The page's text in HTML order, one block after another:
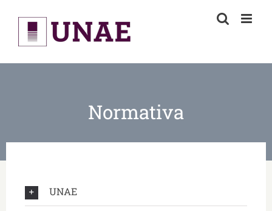
content
Normativa
UNAE